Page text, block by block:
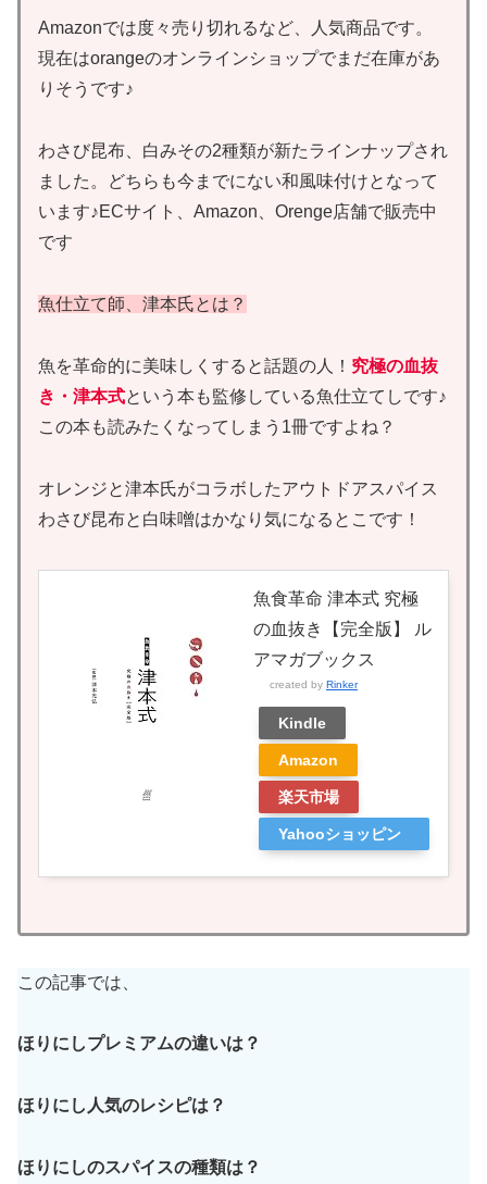
Amazonでは度々売り切れるなど、人気商品です。
現在はorangeのオンラインショップでまだ在庫があ
りそうです♪
わさび昆布、白みその2種類が新たラインナップされ
ました。どちらも今までにない和風味付けとなって
います♪ECサイト、Amazon、Orenge店舗で販売中
です
魚仕立て師、津本氏とは？
魚を革命的に美味しくすると話題の人！ 究極の血抜
き・津本式という本も監修している魚仕立てしです♪
この本も読みたくなってしまう1冊ですよね？
オレンジと津本氏がコラボしたアウトドアスパイス
わさび昆布と白味噌はかなり気になるとこです！
魚食革命 津本式 究極
の血抜き【完全版】 ル
アマガブックス
created by Rinker
Kindle
Amazon
楽天市場
Yahooショッピン
この記事では、
ほりにしプレミアムの違いは？
ほりにし人気のレシピは？
ほりにしのスパイスの種類は？